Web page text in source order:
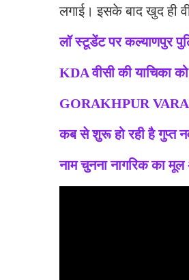
लगाई। इसके बाद खुद ही
लॉ स्टूडेंट पर कल्याणपुर
KDA वीसी की याचिका
GORAKHPUR
कब से शुरू हो रही है गुप्त
नाम चुनना नागरिक का मूल